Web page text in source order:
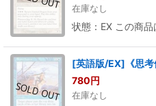
在庫なし
状態：EX この商品
[英語版/EX]《思
780円
在庫なし